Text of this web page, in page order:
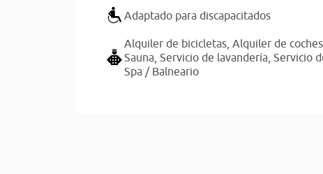
Adaptado para discapacitados
Alquiler de bicicletas, Alquiler de coches,
Sauna, Servicio de lavandería, Servicio
Spa / Balneario